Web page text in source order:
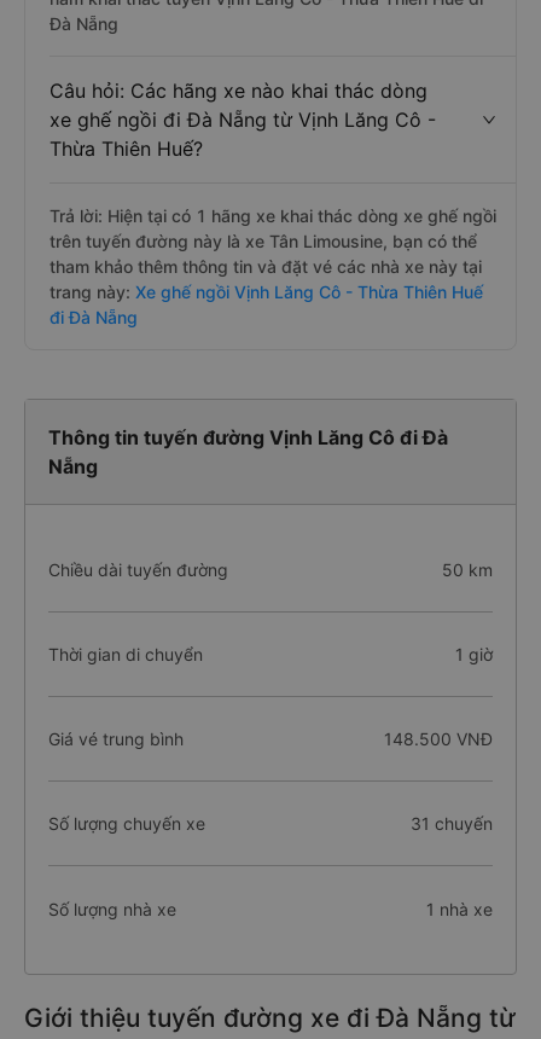
Đà Nẵng
Câu hỏi: Các hãng xe nào khai thác dòng
xe ghế ngồi đi Đà Nẵng từ Vịnh Lăng Cô -
Thừa Thiên Huế?
Trả lời: Hiện tại có 1 hãng xe khai thác dòng xe ghế ngồi
trên tuyến đường này là xe Tân Limousine, bạn có thể
tham khảo thêm thông tin và đặt vé các nhà xe này tại
trang này: Xe ghế ngồi Vịnh Lăng Cô - Thừa Thiên Huế
đi Đà Nẵng
Thông tin tuyến đường Vịnh Lăng Cô đi Đà
Nẵng
Chiều dài tuyến đường 50 km
Thời gian di chuyển 1 giờ
Giá vé trung bình 148.500 VNĐ
Số lượng chuyến xe 31 chuyến
Số lượng nhà xe 1 nhà xe
Giới thiệu tuyến đường xe đi Đà Nẵng từ